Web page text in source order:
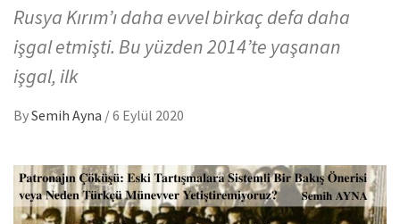
Rusya Kırım’ı daha evvel birkaç defa daha
işgal etmişti. Bu yüzden 2014’te yaşanan
işgal, ilk
BySemih Ayna /6 Eylül 2020